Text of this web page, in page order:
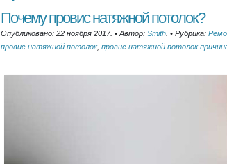
Почему провис натяжной потолок?
Опубликовано: 22 ноября 2017. • Автор: Smith • Рубрика:
провис натяжной потолок, провис натяжной потолок